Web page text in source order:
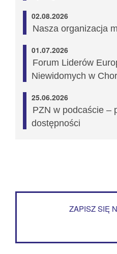
02.08.2026
Nasza organizacja
01.07.2026
Forum Liderów
Niewidomych w
25.06.2026
PZN w podcaście –
dostępności
ZAPISZ SIĘ